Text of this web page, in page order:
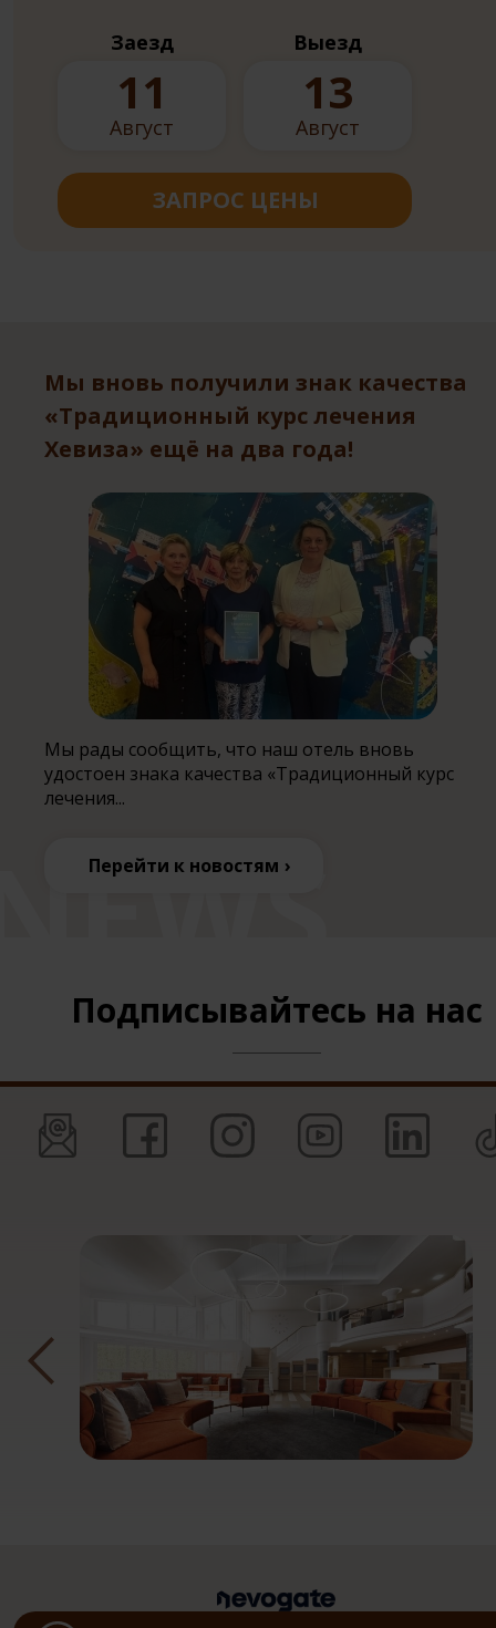
Заезд
11
Август
Выезд
13
Август
ЗАПРОС ЦЕНЫ
Мы вновь получили знак качества
«Традиционный курс лечения
Хевиза» ещё на два года!
Мы рады сообщить, что наш отель вновь
удостоен знака качества «Традиционный курс
лечения...
Перейти к новостям
Подписывайтесь на нас